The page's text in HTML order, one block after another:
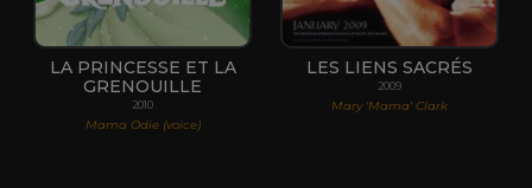
LA PRINCESSE ET LA
GRENOUILLE
2010
Mama Odie (voice)
LES LIENS SACRÉS
2009
Mary 'Mama' Clark